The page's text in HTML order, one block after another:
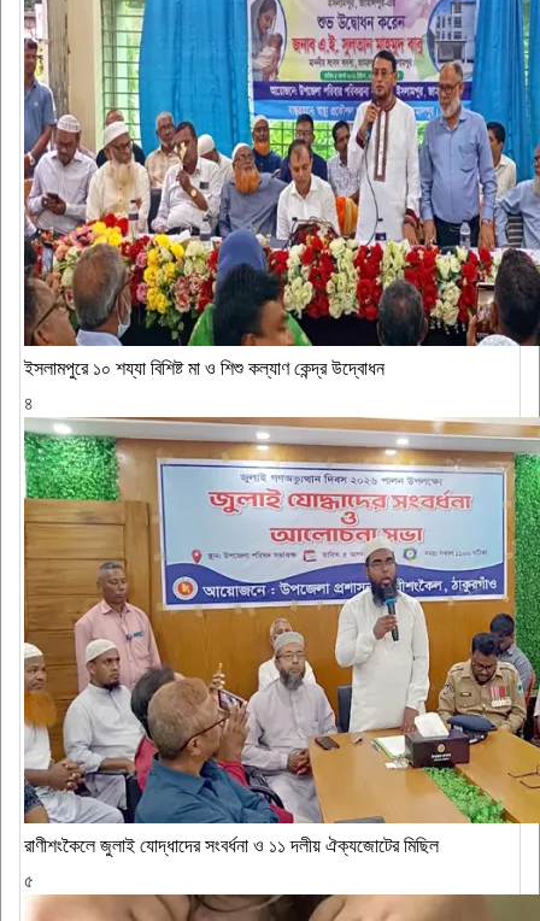
ইসলামপুরে ১০ শয্যা বিশিষ্ট মা ও শিশু কল্যাণ কেন্দ্র উদ্বোধন
৪
রাণীশংকৈলে জুলাই যোদ্ধাদের সংবর্ধনা ও ১১ দলীয় ঐক্যজোটের মিছিল
৫